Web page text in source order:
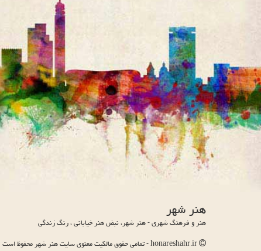
هنر شهر
هنر و فرهنگ شهری - هنر شهر، نبض هنر خیابانی ، رنگ زندگی